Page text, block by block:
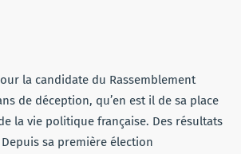
la candidate du Rassemblement
de déception, qu’en est il de sa place
la vie politique française. Des résultats
sa première élection